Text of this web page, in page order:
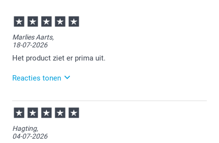
Marlies Aarts,
18-07-2026
Het product ziet er prima uit.
Reacties tonen
20-07-2026
14:46
Bedankt voor je review. Fijn om te horen dat je
tevreden bent met je placemat. Heel veel plezier
ervan en we zien je graag nog eens terug.
Hagting,
04-07-2026